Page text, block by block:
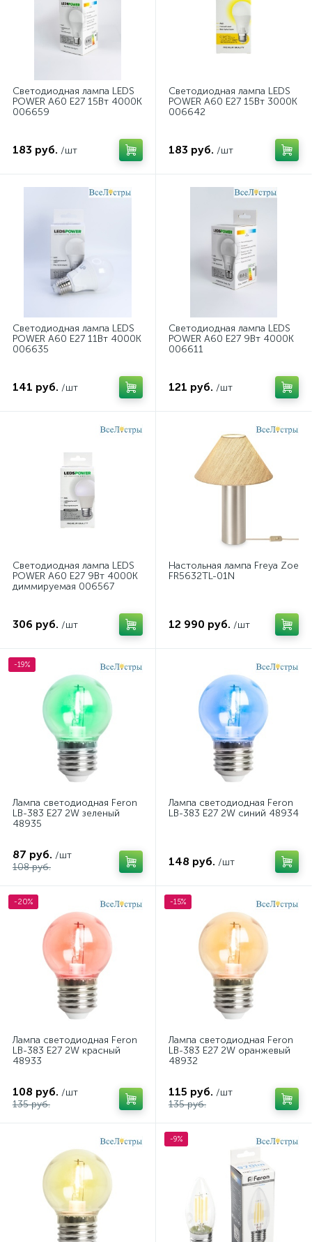
Светодиодная лампа LEDS
POWER A60 E27 15Вт 4000К
006659
183 руб. /шт
Светодиодная лампа LEDS
POWER A60 E27 15Вт 3000К
006642
183 руб. /шт
Светодиодная лампа LEDS
POWER A60 E27 11Вт 4000К
006635
141 руб. /шт
Светодиодная лампа LEDS
POWER A60 E27 9Вт 4000К
006611
121 руб. /шт
Светодиодная лампа LEDS
POWER A60 E27 9Вт 4000К
диммируемая 006567
306 руб. /шт
Настольная лампа Freya Zoe
FR5632TL-01N
12 990 руб. /шт
-19%
Лампа светодиодная Feron
LB-383 E27 2W зеленый
48935
87 руб. /шт
108 руб.
Лампа светодиодная Feron
LB-383 E27 2W синий 48934
148 руб. /шт
-20%
Лампа светодиодная Feron
LB-383 E27 2W красный
48933
108 руб. /шт
135 руб.
-15%
Лампа светодиодная Feron
LB-383 E27 2W оранжевый
48932
115 руб. /шт
135 руб.
-9%